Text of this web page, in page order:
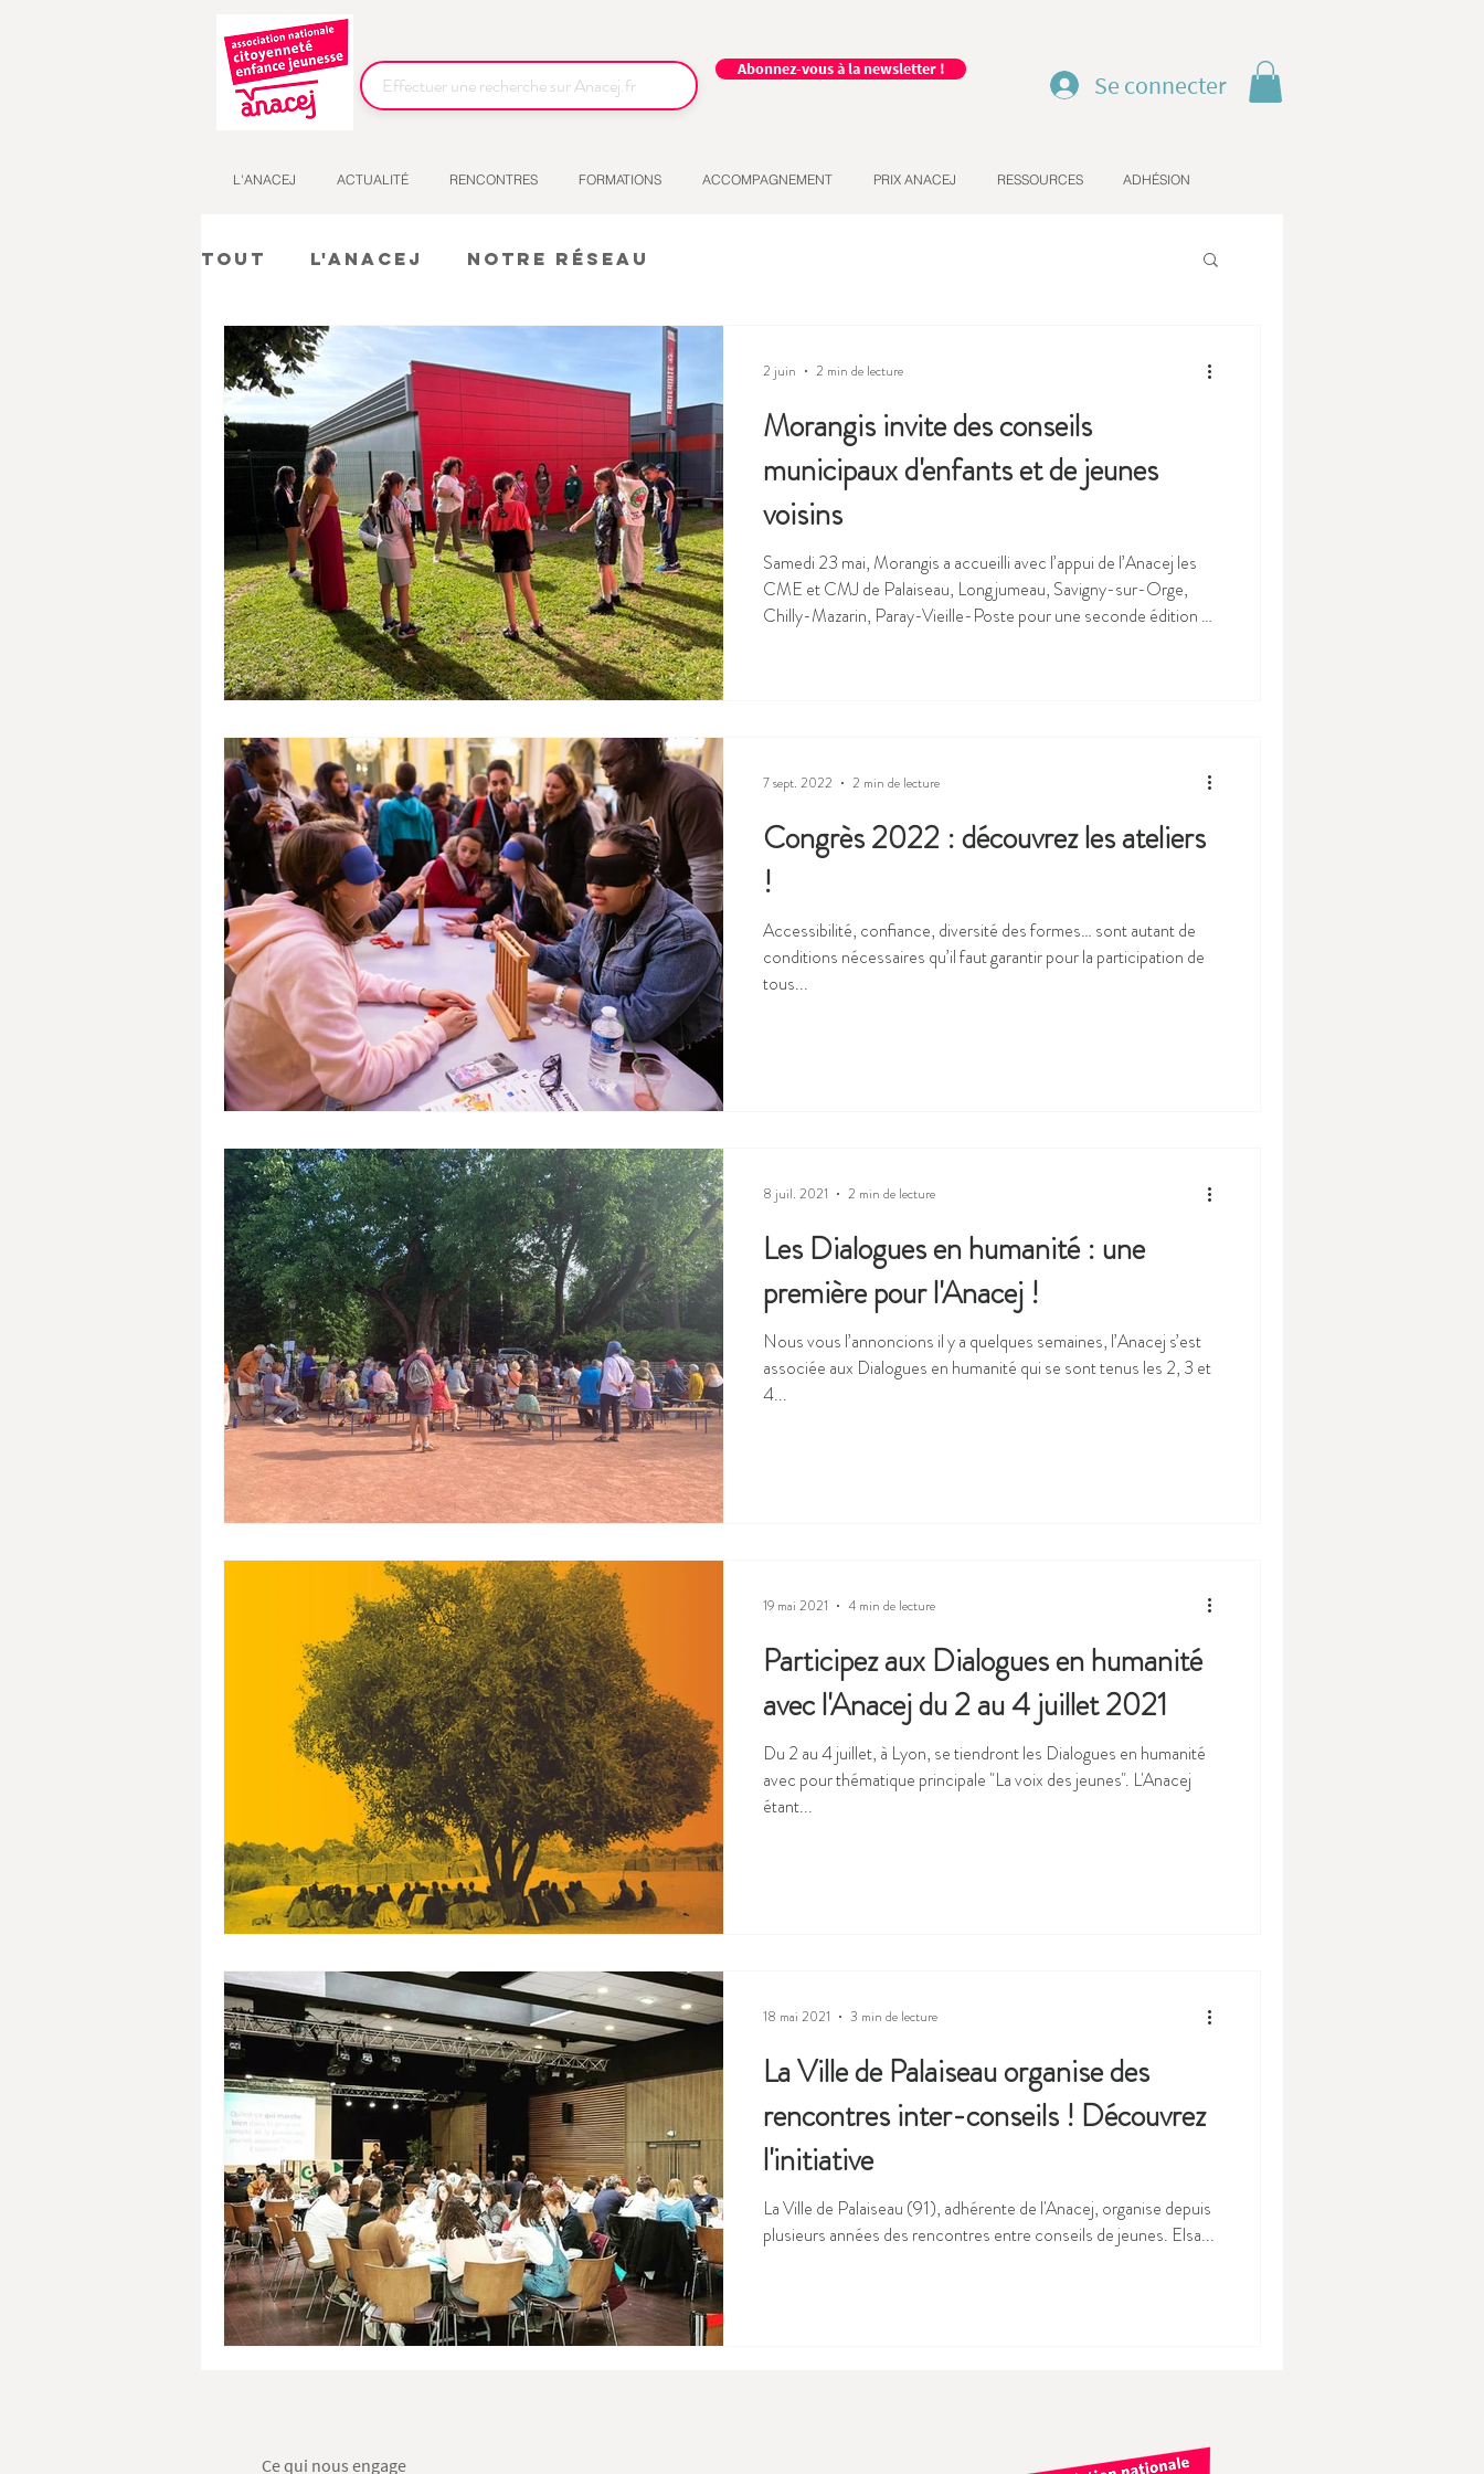
Abonnez-vous à la newsletter !
Se connecter
L'ANACEJ ACTUALITÉ RENCONTRES FORMATIONS ACCOMPAGNEMENT PRIX ANACEJ RESSOURCES ADHÉSION
Tout L'Anacej Notre réseau
Morangis invite des conseils
municipaux d'enfants et de jeunes
voisins
Samedi 23 mai, Morangis a accueilli avec l’appui de l’Anacej les
CME et CMJ de Palaiseau, Longjumeau, Savigny-sur-Orge,
Chilly-Mazarin, Paray-Vieille-Poste pour une seconde édition de
2 juin 2 min de lecture
Congrès 2022 : découvrez les ateliers
!
Accessibilité, confiance, diversité des formes… sont autant de
conditions nécessaires qu’il faut garantir pour la participation de
tous...
7 sept. 2022 2 min de lecture
Les Dialogues en humanité : une
première pour l'Anacej !
Nous vous l’annoncions il y a quelques semaines, l’Anacej s’est
associée aux Dialogues en humanité qui se sont tenus les 2, 3 et
4...
8 juil. 2021 2 min de lecture
Participez aux Dialogues en humanité
avec l'Anacej du 2 au 4 juillet 2021
Du 2 au 4 juillet, à Lyon, se tiendront les Dialogues en humanité
avec pour thématique principale "La voix des jeunes". L'Anacej
étant...
19 mai 2021 4 min de lecture
La Ville de Palaiseau organise des
rencontres inter-conseils ! Découvrez
l'initiative
La Ville de Palaiseau (91), adhérente de l'Anacej, organise depuis
plusieurs années des rencontres entre conseils de jeunes. Elsa...
18 mai 2021 3 min de lecture
Ce qui nous engage